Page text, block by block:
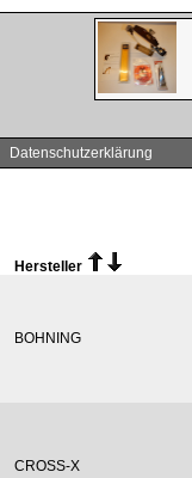
Datenschutzerklärung
Hersteller
BOHNING
CROSS-X